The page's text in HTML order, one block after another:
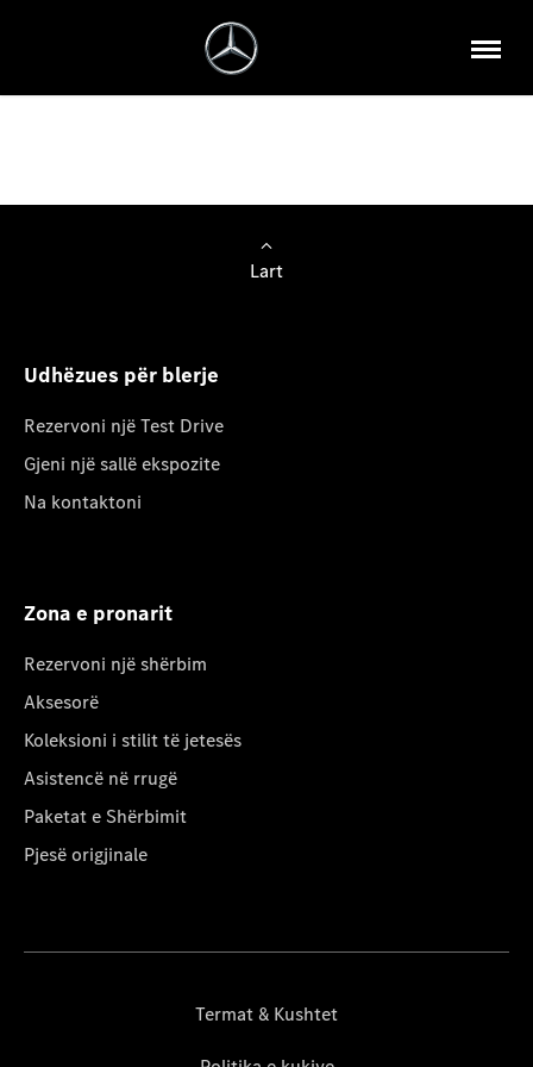
Lart
Udhëzues për blerje
Rezervoni një Test Drive
Gjeni një sallë ekspozite
Na kontaktoni
Zona e pronarit
Rezervoni një shërbim
Aksesorë
Koleksioni i stilit të jetesës
Asistencë në rrugë
Paketat e Shërbimit
Pjesë origjinale
Termat & Kushtet